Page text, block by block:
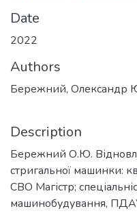
Date
2022
Authors
Бережний, Олександр
Description
Бережний О.Ю.
стригальної машинки:
СВО Магістр;
машинобудування,